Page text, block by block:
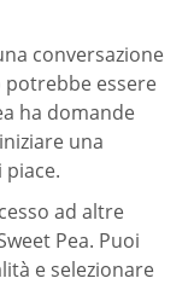
conversazione
potrebbe essere
ha domande
una
ad altre
Pea. Puoi
e selezionare